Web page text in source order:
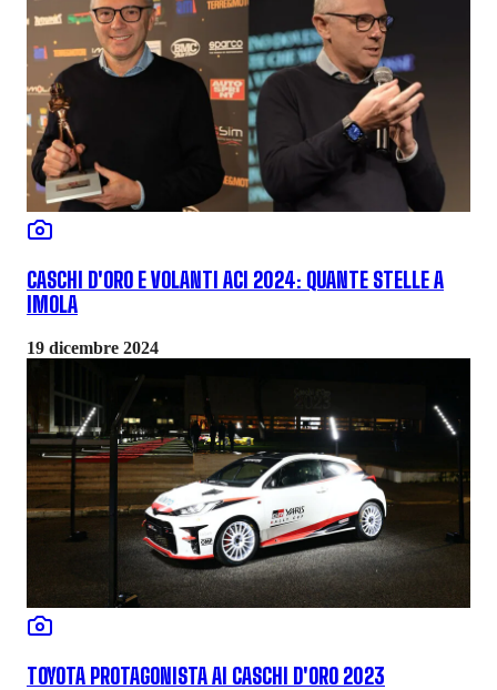
CASCHI D'ORO E VOLANTI ACI 2024: QUANTE STELLE A
IMOLA
19 dicembre 2024
TOYOTA PROTAGONISTA AI CASCHI D'ORO 2023